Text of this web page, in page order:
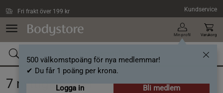
Fri frakt över 199 kr Kundservice
Min profil
500 välkomstpoäng för nya medlemmar!
✔ Du får 1 poäng per krona.
Logga in
Bli medlem
Varukorg
7 nyttiga nötter